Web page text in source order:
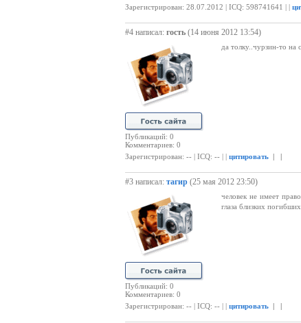
Зарегистрирован: 28.07.2012 | ICQ: 598741641 | |
#4 написал: гость (14 июня 2012 13:54)
Публикаций: 0
Комментариев: 0
да толку..чурзин-то на
Зарегистрирован: -- | ICQ: -- | | цитировать | |
#3 написал: тагир (25 мая 2012 23:50)
Публикаций: 0
Комментариев: 0
человек не имеет
глаза близких
Зарегистрирован: -- | ICQ: -- | | цитировать | |